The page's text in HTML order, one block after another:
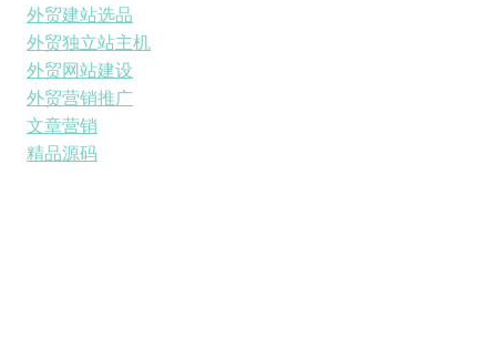
外贸建站选品
外贸独立站主机
外贸网站建设
外贸营销推广
文章营销
精品源码